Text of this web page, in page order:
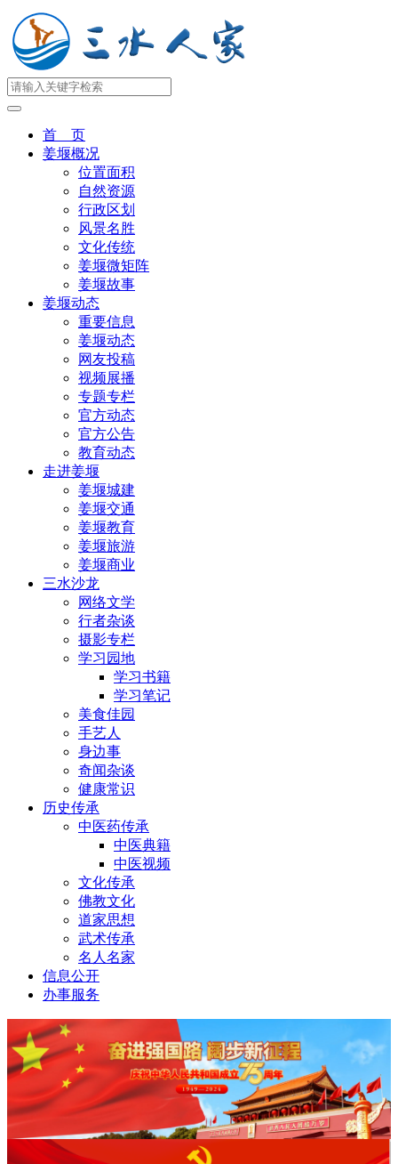
首 页
姜堰概况
位置面积
自然资源
行政区划
风景名胜
文化传统
姜堰微矩阵
姜堰故事
姜堰动态
重要信息
姜堰动态
网友投稿
视频展播
专题专栏
官方动态
官方公告
教育动态
走进姜堰
姜堰城建
姜堰交通
姜堰教育
姜堰旅游
姜堰商业
三水沙龙
网络文学
行者杂谈
摄影专栏
学习园地
学习书籍
学习笔记
美食佳园
手艺人
身边事
奇闻杂谈
健康常识
历史传承
中医药传承
中医典籍
中医视频
文化传承
佛教文化
道家思想
武术传承
名人名家
信息公开
办事服务